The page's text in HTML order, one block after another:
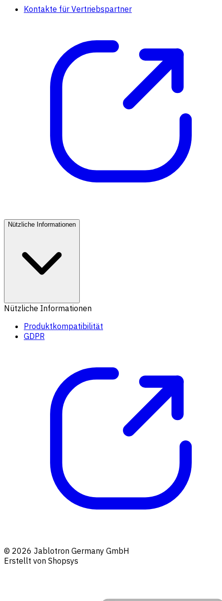
Kontakte für Vertriebspartner
Nützliche Informationen
Nützliche Informationen
Produktkompatibilität
GDPR
© 2026 Jablotron Germany GmbH
Erstellt von Shopsys